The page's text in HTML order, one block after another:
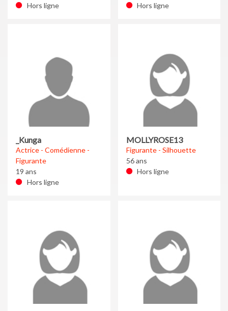
Hors ligne
Hors ligne
_Kunga
Actrice - Comédienne -
Figurante
19 ans
Hors ligne
MOLLYROSE13
Figurante - Silhouette
56 ans
Hors ligne